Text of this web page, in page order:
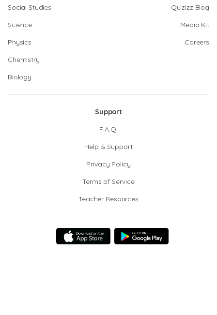
Social Studies
Science
Physics
Chemistry
Biology
Quizizz Blog
Media Kit
Careers
Support
F.A.Q.
Help & Support
Privacy Policy
Terms of Service
Teacher Resources